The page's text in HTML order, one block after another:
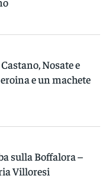
Nosate e
e un machete
sulla Boffalora –
Villoresi